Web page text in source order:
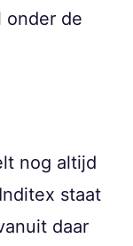
onder de
nog altijd
staat
daar